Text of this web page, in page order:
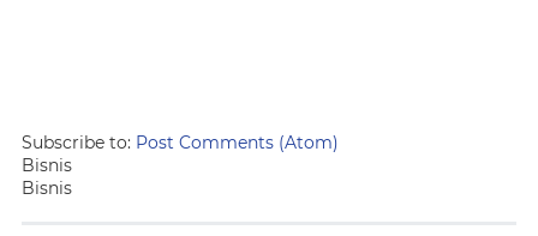
Subscribe to: Post Comments (Atom)
Bisnis
Bisnis